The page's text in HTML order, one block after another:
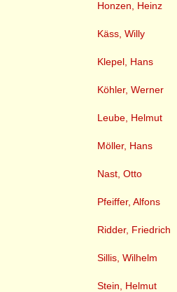
Honzen, Heinz
Käss, Willy
Klepel, Hans
Köhler, Werner
Leube, Helmut
Möller, Hans
Nast, Otto
Pfeiffer, Alfons
Ridder, Friedrich
Sillis, Wilhelm
Stein, Helmut